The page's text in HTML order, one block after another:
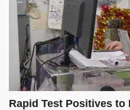
Rapid Test Positives to